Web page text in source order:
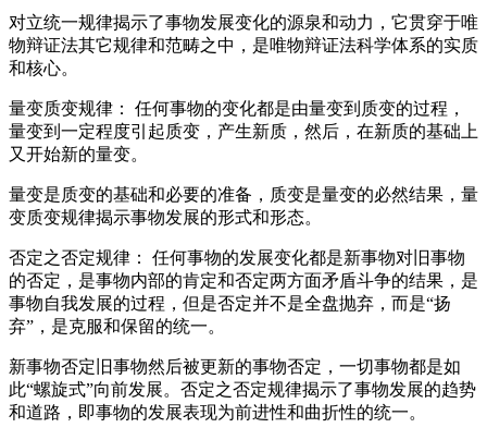
对立统一规律揭示了事物发展变化的源泉和动力，它贯穿于唯
物辩证法其它规律和范畴之中，是唯物辩证法科学体系的实质
和核心。
量变质变规律： 任何事物的变化都是由量变到质变的过程，
量变到一定程度引起质变，产生新质，然后，在新质的基础上
又开始新的量变。
量变是质变的基础和必要的准备，质变是量变的必然结果，量
变质变规律揭示事物发展的形式和形态。
否定之否定规律： 任何事物的发展变化都是新事物对旧事物
的否定，是事物内部的肯定和否定两方面矛盾斗争的结果，是
事物自我发展的过程，但是否定并不是全盘抛弃，而是“扬
弃”，是克服和保留的统一。
新事物否定旧事物然后被更新的事物否定，一切事物都是如
此“螺旋式”向前发展。否定之否定规律揭示了事物发展的趋势
和道路，即事物的发展表现为前进性和曲折性的统一。